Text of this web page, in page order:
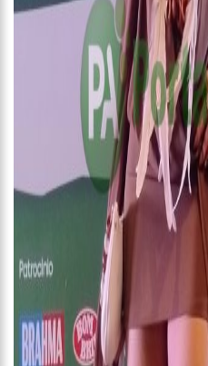
16:58 Vem ai o Bloco